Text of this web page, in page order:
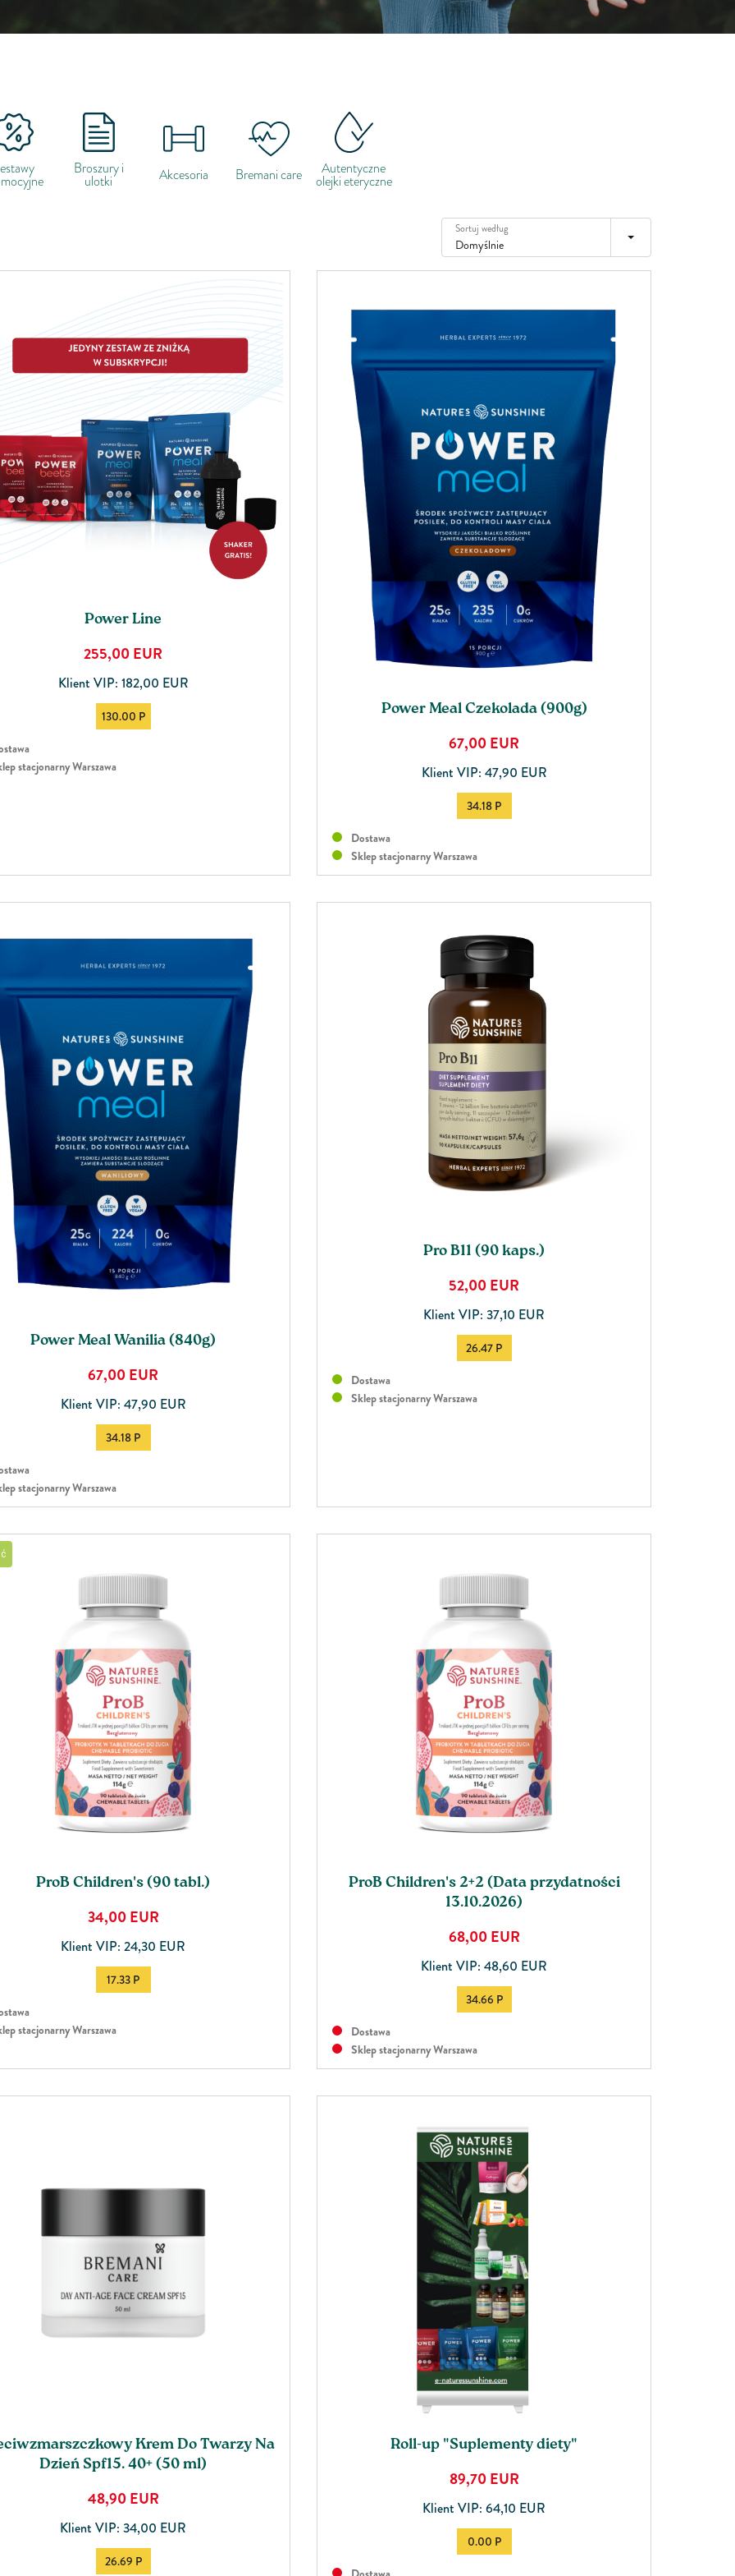
Irlandia
Niderlandy
Słowacja
Szwecja
United Kingdom
Broszury i
ulotki Akcesoria Bremani care Autentyczne
olejki eteryczne
Sortuj według
Domyślnie
Power Line
255,00EUR
Klient VIP: 182,00 EUR
130.00 P
stacjonarny Warszawa
Power Meal Czekolada (900g)
67,00EUR
Klient VIP: 47,90 EUR
34.18 P
Dostawa
Sklep stacjonarny Warszawa
Power Meal Wanilia (840g)
67,00EUR
Klient VIP: 47,90 EUR
34.18 P
stacjonarny Warszawa
Pro B11 (90 kaps.)
52,00EUR
Klient VIP: 37,10 EUR
26.47 P
Dostawa
Sklep stacjonarny Warszawa
ProB Children's (90 tabl.)
34,00 EUR
Klient VIP: 24,30 EUR
17.33 P
stacjonarny Warszawa
ProB Children's 2+2 (Data przydatności
13.10.2026)
68,00 EUR
Klient VIP: 48,60 EUR
34.66 P
Dostawa
Sklep stacjonarny Warszawa
Krem Do Twarzy Na
Dzień Spf15. 40+ (50 ml)
48,90 EUR
Klient VIP: 34,00 EUR
26.69 P
Roll-up "Suplementy diety"
89,70 EUR
Klient VIP: 64,10 EUR
0.00 P